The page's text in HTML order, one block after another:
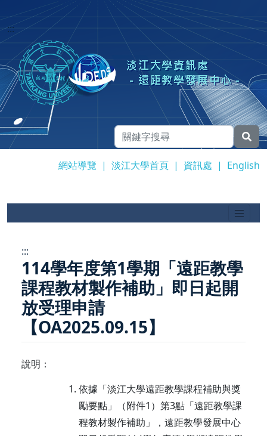
:::
網站導覽 | 淡江大學首頁 | 資訊處 | English
:::
114學年度第1學期「遠距教學
課程教材製作補助」即日起開
放受理申請
【OA2025.09.15】
說明：
依據「淡江大學遠距教學課程補助與獎
勵要點」（附件1）第3點「遠距教學課
程教材製作補助」，遠距教學發展中心